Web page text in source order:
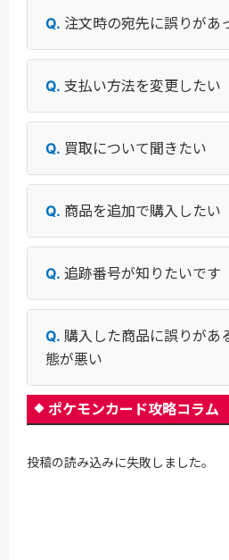
注文時の宛先に誤りがあ
支払い方法を変更したい
買取について聞きたい
商品を追加で購入したい
追跡番号が知りたいです
購入した商品に誤りがあ
態が悪い
ポケモンカード攻略コラム
投稿の読み込みに失敗しました。